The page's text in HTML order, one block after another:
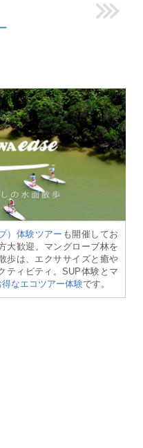
）体験ツアー も開催してお
大歓迎。マングローブ林を
歩は、エクササイズと癒や
ティビティ。SUP体験とマ
得なエコツアー体験です。